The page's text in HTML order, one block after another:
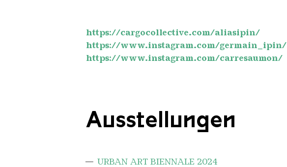
https://cargocollective.com/aliasipin/
https://www.instagram.com/germain_ipin/
https://www.instagram.com/carresaumon/
Ausstellungen
URBAN ART BIENNALE 2024